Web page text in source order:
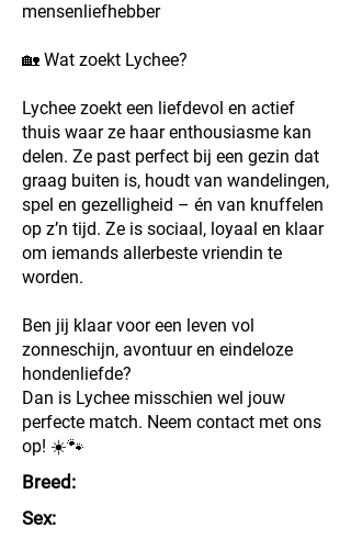
mensenliefhebber
🏡 Wat zoekt Lychee?
Lychee zoekt een liefdevol en actief
thuis waar ze haar enthousiasme kan
delen. Ze past perfect bij een gezin dat
graag buiten is, houdt van wandelingen,
spel en gezelligheid – én van knuffelen
op z’n tijd. Ze is sociaal, loyaal en klaar
om iemands allerbeste vriendin te
worden.
Ben jij klaar voor een leven vol
zonneschijn, avontuur en eindeloze
hondenliefde?
Dan is Lychee misschien wel jouw
perfecte match. Neem contact met ons
op! ☀️🐾
Breed:
Sex: